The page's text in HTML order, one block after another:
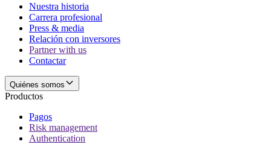
Nuestra historia
Carrera profesional
Press & media
Relación con inversores
Partner with us
Contactar
Quiénes somos
Productos
Pagos
Risk management
Authentication